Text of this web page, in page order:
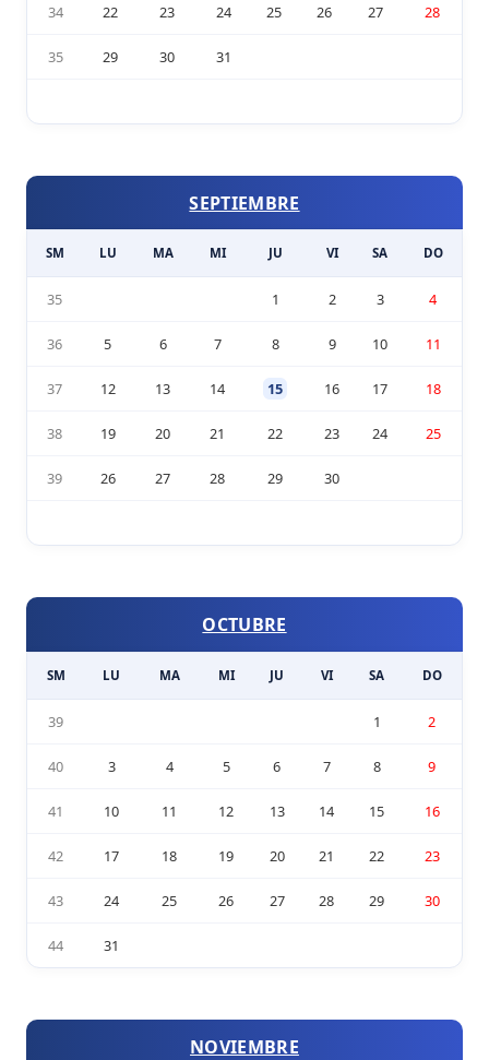
34 22 23 24 25 26 27 28
35 29 30 31
SEPTIEMBRE
SM LU MA MI JU VI SA DO
35 1 2 3 4
36 5 6 7 8 9 10 11
37 12 13 14 15 16 17 18
38 19 20 21 22 23 24 25
39 26 27 28 29 30
OCTUBRE
SM LU MA MI JU VI SA DO
39 1 2
40 3 4 5 6 7 8 9
41 10 11 12 13 14 15 16
42 17 18 19 20 21 22 23
43 24 25 26 27 28 29 30
44 31
NOVIEMBRE